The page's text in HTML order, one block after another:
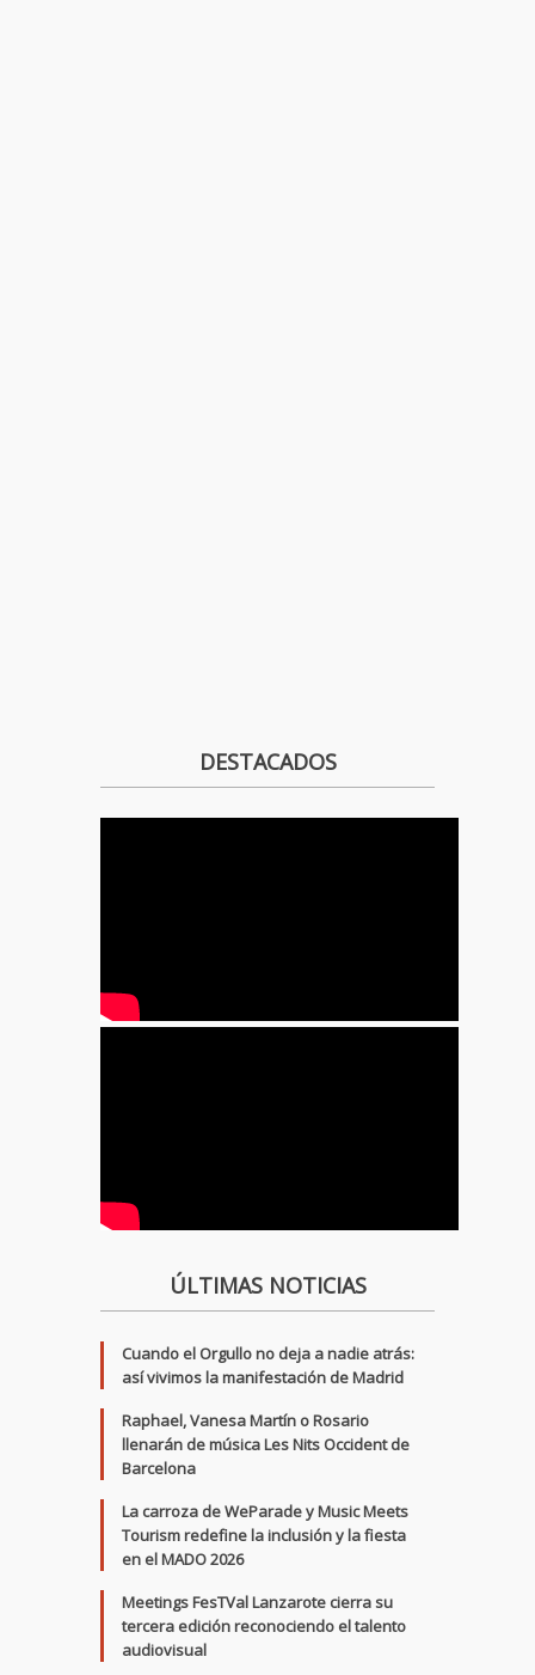
DESTACADOS
ÚLTIMAS NOTICIAS
Cuando el Orgullo no deja a nadie atrás:
así vivimos la manifestación de Madrid
Raphael, Vanesa Martín o Rosario
llenarán de música Les Nits Occident de
Barcelona
La carroza de WeParade y Music Meets
Tourism redefine la inclusión y la fiesta
en el MADO 2026
Meetings FesTVal Lanzarote cierra su
tercera edición reconociendo el talento
audiovisual